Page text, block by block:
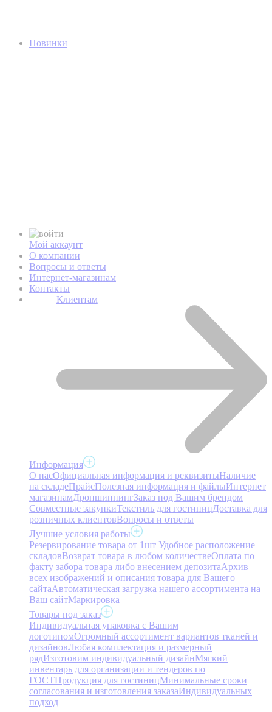
Новинки
Мой аккаунт
О компании
Вопросы и ответы
Интернет-магазинам
Контакты
Клиентам
Информация
О насОфициальная информация и реквизитыНаличие
на складеПрайсПолезная информация и файлыИнтернет
магазинамДропшиппингЗаказ под Вашим брендом
Совместные закупкиТекстиль для гостиницДоставка для
розничных клиентовВопросы и ответы
Лучшие условия работы
Резервирование товара от 1шт Удобное расположение
складовВозврат товара в любом количествеОплата по
факту забора товара либо внесением депозитаАрхив
всех изображений и описания товара для Вашего
сайтаАвтоматическая загрузка нашего ассортимента на
Ваш сайтМаркировка
Товары под заказ
Индивидуальная упаковка с Вашим
логотипомОгромный ассортимент вариантов тканей и
дизайновЛюбая комплектация и размерный
рядИзготовим индивидуальный дизайнМягкий
инвентарь для организации и тендеров по
ГОСТПродукция для гостиницМинимальные сроки
согласования и изготовления заказаИндивидуальных
подход